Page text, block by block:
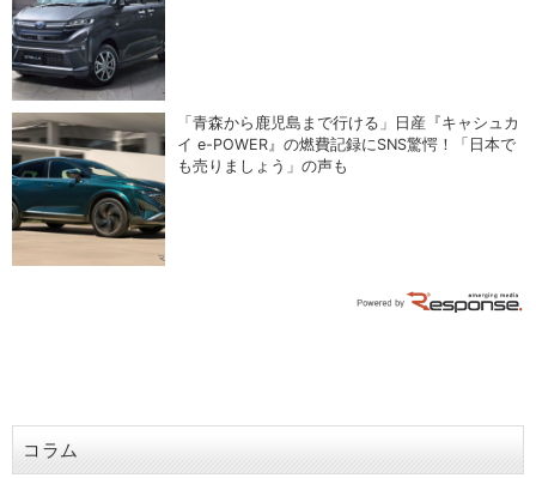
「青森から鹿児島まで行ける」日産『キャシュカ
イ e-POWER』の燃費記録にSNS驚愕！「日本で
も売りましょう」の声も
コラム